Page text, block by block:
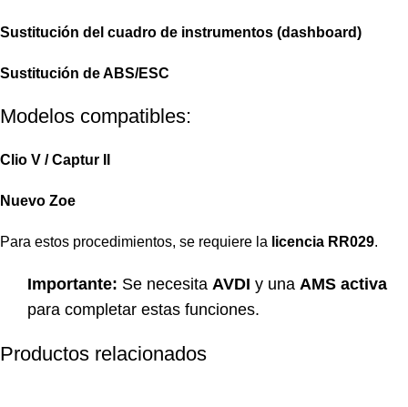
Sustitución del cuadro de instrumentos (dashboard)
Sustitución de ABS/ESC
Modelos compatibles:
Clio V / Captur II
Nuevo Zoe
Para estos procedimientos, se requiere la licencia RR029.
Importante: Se necesita AVDI y una AMS activa
para completar estas funciones.
Productos relacionados